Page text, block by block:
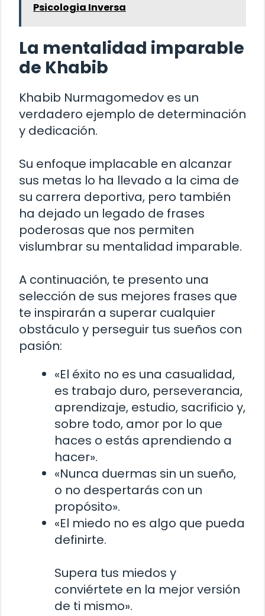
Psicologia Inversa
La mentalidad imparable
de Khabib
Khabib Nurmagomedov es un
verdadero ejemplo de determinación
y dedicación.
Su enfoque implacable en alcanzar
sus metas lo ha llevado a la cima de
su carrera deportiva, pero también
ha dejado un legado de frases
poderosas que nos permiten
vislumbrar su mentalidad imparable.
A continuación, te presento una
selección de sus mejores frases que
te inspirarán a superar cualquier
obstáculo y perseguir tus sueños con
pasión:
«El éxito no es una casualidad,
es trabajo duro, perseverancia,
aprendizaje, estudio, sacrificio y,
sobre todo, amor por lo que
haces o estás aprendiendo a
hacer».
«Nunca duermas sin un sueño,
o no despertarás con un
propósito».
«El miedo no es algo que pueda
definirte.
Supera tus miedos y
conviértete en la mejor versión
de ti mismo».